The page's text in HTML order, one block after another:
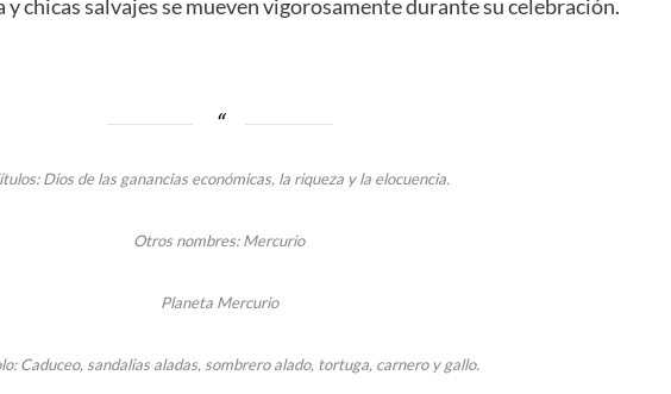
y chicas salvajes se mueven vigorosamente durante su celebración.
Dios de las ganancias económicas, la riqueza y la elocuencia.
Otros nombres: Mercurio
Planeta Mercurio
Caduceo, sandalias aladas, sombrero alado, tortuga, carnero y gallo.